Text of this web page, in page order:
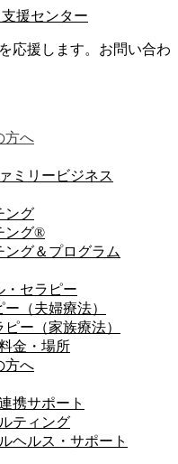
援センター
応援します。お問い合わ
方へ
ミリービジネス
ング
ング®︎
グ＆プログラム
・セラピー
（夫婦療法）
ー（家族療法）
金・場所
方へ
携サポート
ティング
ヘルス・サポート